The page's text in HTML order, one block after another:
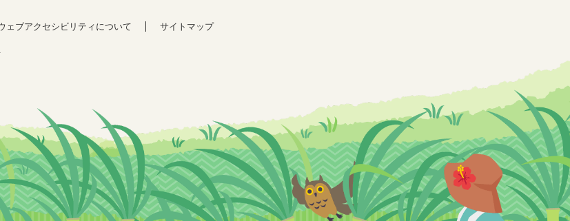
ェブアクセシビリティについて サイトマップ